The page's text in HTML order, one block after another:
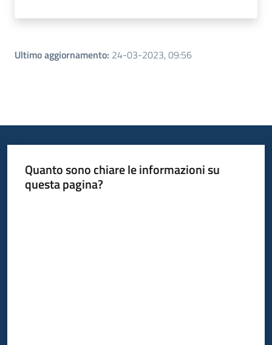
Ultimo aggiornamento: 24-03-2023, 09:56
Quanto sono chiare le informazioni su
questa pagina?